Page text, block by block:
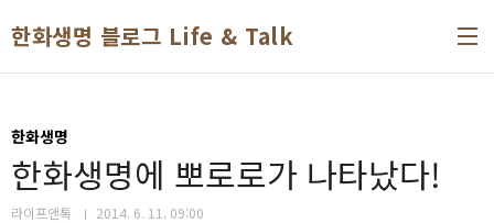
한화생명 블로그 Life & Talk
한화생명
한화생명에 뽀로로가 나타났다!
라이프앤톡 2014. 6. 11. 09:00